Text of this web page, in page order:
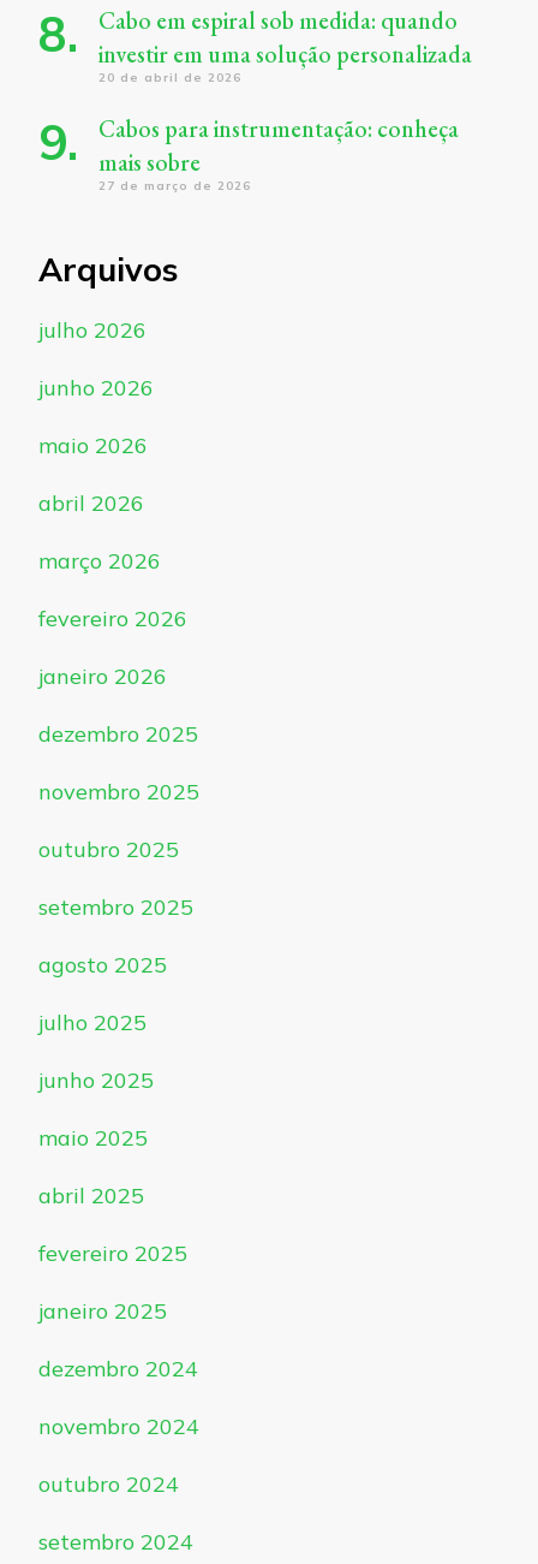
Cabo em espiral sob medida: quando
investir em uma solução personalizada
20 de abril de 2026
Cabos para instrumentação: conheça
mais sobre
27 de março de 2026
Arquivos
julho 2026
junho 2026
maio 2026
abril 2026
março 2026
fevereiro 2026
janeiro 2026
dezembro 2025
novembro 2025
outubro 2025
setembro 2025
agosto 2025
julho 2025
junho 2025
maio 2025
abril 2025
fevereiro 2025
janeiro 2025
dezembro 2024
novembro 2024
outubro 2024
setembro 2024